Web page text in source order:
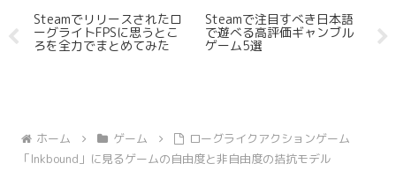
Steamでリリースされたロ
ーグライトFPSに思うとこ
ろを全力でまとめてみた
Steamで注目すべき日本語
で遊べる高評価ギャンブル
ゲーム5選
テ
イ
ホーム ゲーム
ローグライクアクションゲーム
「Inkbound」に見るゲームの自由度と非自由度の拮抗モデル